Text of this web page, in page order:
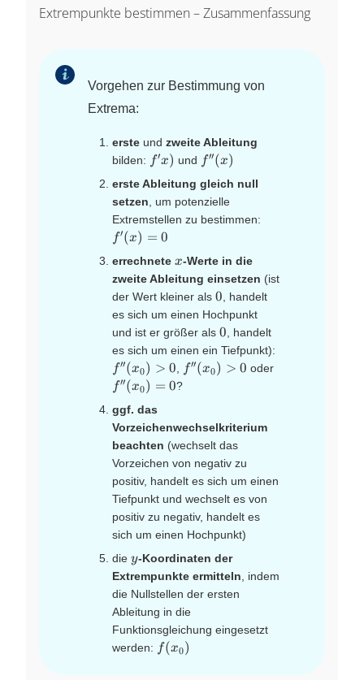
Extrempunkte bestimmen – Zusammenfassung
Vorgehen zur Bestimmung von
Extrema:
erste und zweite Ableitung
bilden: f'x)
f′x) und f''(x)
f′′(x)
erste Ableitung gleich null
setzen, um potenzielle
Extremstellen zu bestimmen:
f′(x) = 0
errechnete x
x-Werte in die
zweite Ableitung einsetzen (ist
der Wert kleiner als 0
0, handelt
es sich um einen Hochpunkt
und ist er größer als 0
0, handelt
es sich um einen ein Tiefpunkt):
f′′(x0) > 0, f''(x_0)>0
f′′(x0) > 0 oder
f′′(x0) = 0?
ggf. das
Vorzeichenwechselkriterium
beachten (wechselt das
Vorzeichen von negativ zu
positiv, handelt es sich um einen
Tiefpunkt und wechselt es von
positiv zu negativ, handelt es
sich um einen Hochpunkt)
die y
y-Koordinaten der
Extrempunkte ermitteln, indem
die Nullstellen der ersten
Ableitung in die
Funktionsgleichung eingesetzt
werden: f(x_0)
f(x0)